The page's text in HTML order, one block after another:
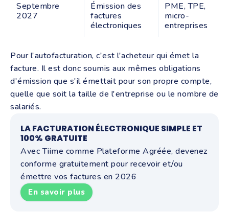
Septembre
2027
Émission des
factures
électroniques
PME, TPE,
micro-
entreprises
Pour l'autofacturation, c'est l'acheteur qui émet la
facture. Il est donc soumis aux mêmes obligations
d'émission que s'il émettait pour son propre compte,
quelle que soit la taille de l'entreprise ou le nombre de
salariés.
LA FACTURATION ÉLECTRONIQUE SIMPLE ET
100% GRATUITE
Avec Tiime comme Plateforme Agréée, devenez
conforme gratuitement pour recevoir et/ou
émettre vos factures en 2026
En savoir plus